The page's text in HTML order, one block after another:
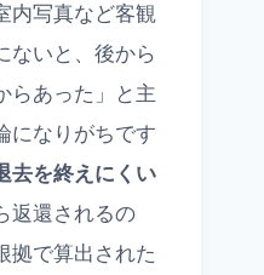
写真など客観
ないと、後から
らあった」と主
になりがちです
去を終えにくい
還されるの
拠で算出された